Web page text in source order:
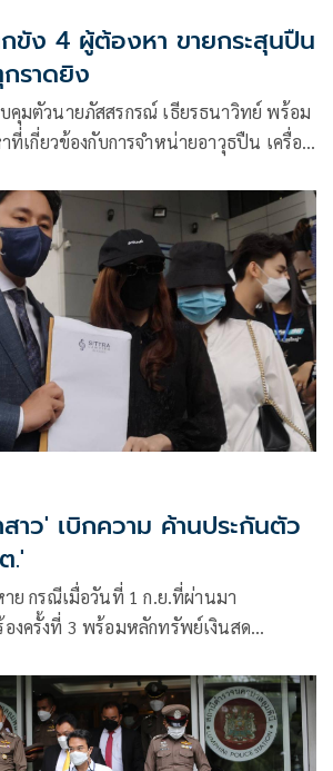
ขัง 4 ผู้ต้องหา ขายกระสุนปืน
หตุกราดยิง
คุมตัวนายภัสสรกรณ์ เธียรธนาวิทย์ พร้อม
เกี่ยวข้องกับการจำหน่ายอาวุธปืน เครื่อง
าว' เบิกความ ค้านประกันตัว
.'
ย กรณีเมื่อวันที่ 1 ก.ย.ที่ผ่านมา
งครั้งที่ 3 พร้อมหลักทรัพย์เงินสด